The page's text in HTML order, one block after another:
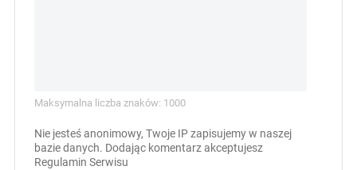
Maksymalna liczba znaków: 1000
Nie jesteś anonimowy, Twoje IP zapisujemy w naszej
bazie danych. Dodając komentarz akceptujesz
Regulamin Serwisu